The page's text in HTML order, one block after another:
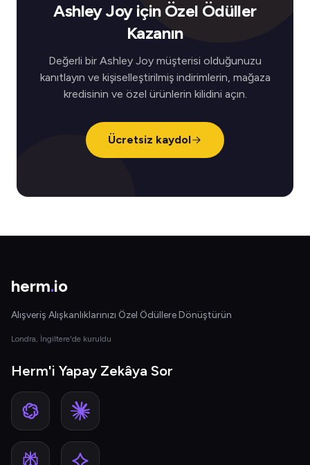
Ashley Joy için Özel Ödüller
Kazanın
Değerli bir Ashley Joy müşterisi olduğunuzu
kanıtlayın ve kişiselleştirilmiş indirimlerin, mağaza
kredisinin ve özel ürünlerin kilidini açın.
Ücretsiz kaydol
herm.io
Alışveriş Alışkanlıklarınızı Özel Ödüllere Dönüştürün
Londra, İngiltere'de kuruldu
Herm'i Yapay Zekâya Sor